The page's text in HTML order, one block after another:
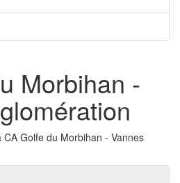
Morbihan -
Golfe du Morbihan - Vannes